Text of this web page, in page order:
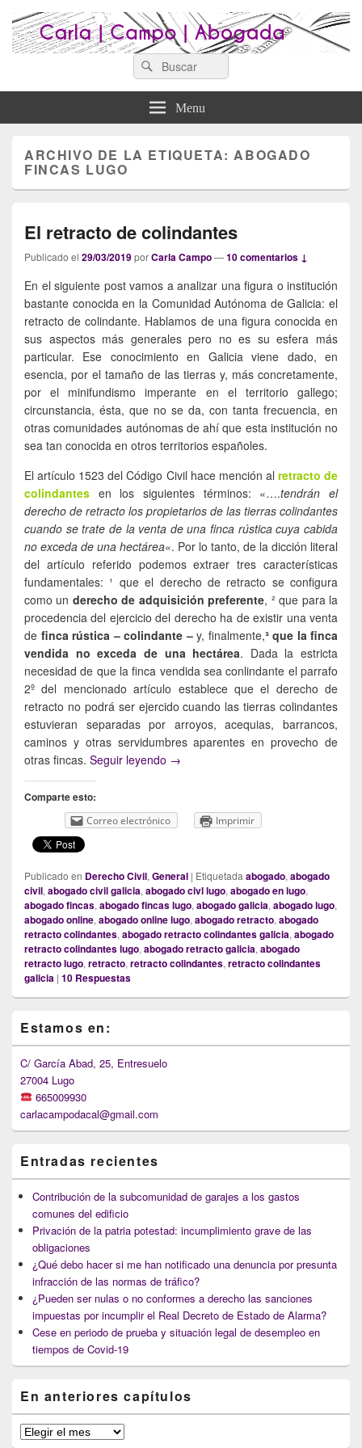
Abogados Lugo : Carla Campo
Abogada
Search
for:
Menu
ARCHIVO DE LA ETIQUETA:ABOGADO
FINCAS LUGO
El retracto de colindantes
Publicado el 29/03/2019porCarla Campo—10 comentarios ↓
En el siguiente post vamos a analizar una figura o institución
bastante conocida en la Comunidad Autónoma de Galicia: el
retracto de colindante. Hablamos de una figura conocida en
sus aspectos más generales pero no es su esfera más
particular. Ese conocimiento en Galicia viene dado, en
esencia, por el tamaño de las tierras y, más concretamente,
por el minifundismo imperante en el territorio gallego;
circunstancia, ésta, que no se da, con tanta frecuencia, en
otras comunidades autónomas de ahí que esta institución no
sea tan conocida en otros territorios españoles.
El artículo 1523 del Código Civil hace mención al retracto de
colindantes en los siguientes términos: «….tendrán el
derecho de retracto los propietarios de las tierras colindantes
cuando se trate de la venta de una finca rústica cuya cabida
no exceda de una hectárea«. Por lo tanto, de la dicción literal
del artículo referido podemos extraer tres características
fundamentales: ¹ que el derecho de retracto se configura
como un derecho de adquisición preferente, ² que para la
procedencia del ejercicio del derecho ha de existir una venta
de finca rústica – colindante – y, finalmente,³ que la finca
vendida no exceda de una hectárea. Dada la estricta
necesidad de que la finca vendida sea conlindante el parrafo
2º del mencionado artículo establece que el derecho de
retracto no podrá ser ejercido cuando las tierras colindantes
estuvieran separadas por arroyos, acequias, barrancos,
caminos y otras servidumbres aparentes en provecho de
otras fincas. Seguir leyendo El retracto de colindantes
→
Comparte esto:
Correo electrónico Imprimir
Publicado en Derecho Civil, General | Etiquetada abogado, abogado
civil, abogado civil galicia, abogado civl lugo, abogado en lugo,
abogado fincas, abogado fincas lugo, abogado galicia, abogado lugo,
abogado online, abogado online lugo, abogado retracto, abogado
retracto colindantes, abogado retracto colindantes galicia, abogado
retracto colindantes lugo, abogado retracto galicia, abogado
retracto lugo, retracto, retracto colindantes, retracto colindantes
galicia | 10 Respuestas
Sidebar
Widget
Area
Estamos en:
C/ García Abad, 25, Entresuelo
27004 Lugo
665009930
carlacampodacal@gmail.com
Entradas recientes
Contribución de la subcomunidad de garajes a los gastos
comunes del edificio
Privación de la patria potestad: incumplimiento grave de las
obligaciones
¿Qué debo hacer si me han notificado una denuncia por presunta
infracción de las normas de tráfico?
¿Pueden ser nulas o no conformes a derecho las sanciones
impuestas por incumplir el Real Decreto de Estado de Alarma?
Cese en periodo de prueba y situación legal de desempleo en
tiempos de Covid-19
En anteriores capítulos
En